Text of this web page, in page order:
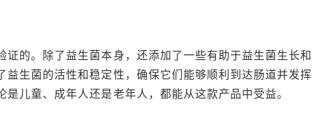
的。除了益生菌本身，还添加了一些有助于益生菌生长和
生菌的活性和稳定性，确保它们能够顺利到达肠道并发挥
儿童、成年人还是老年人，都能从这款产品中受益。